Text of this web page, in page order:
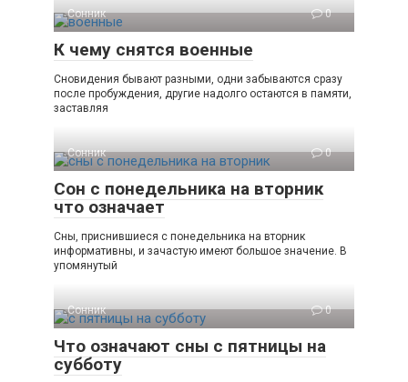
Сонник 0
К чему снятся военные
Сновидения бывают разными, одни забываются сразу
после пробуждения, другие надолго остаются в памяти,
заставляя
Сонник 0
Сон с понедельника на вторник
что означает
Сны, приснившиеся с понедельника на вторник
информативны, и зачастую имеют большое значение. В
упомянутый
Сонник 0
Что означают сны с пятницы на
субботу